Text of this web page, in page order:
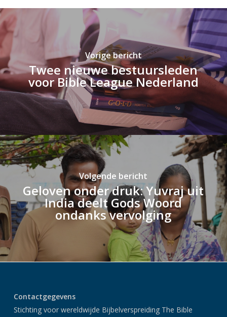
Vorige bericht
Twee nieuwe bestuursleden
voor Bible League Nederland
Volgende bericht
Geloven onder druk: Yuvraj uit
India deelt Gods Woord
ondanks vervolging
Contactgegevens
Stichting voor wereldwijde Bijbelverspreiding The Bible